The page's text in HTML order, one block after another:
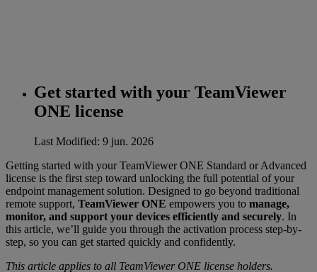
Get started with your TeamViewer
ONE license
Last Modified: 9 jun. 2026
Getting started with your TeamViewer ONE Standard or Advanced
license is the first step toward unlocking the full potential of your
endpoint management solution. Designed to go beyond traditional
remote support, TeamViewer ONE empowers you to manage,
monitor, and support your devices efficiently and securely. In
this article, we’ll guide you through the activation process step-by-
step, so you can get started quickly and confidently.
This article applies to all TeamViewer ONE license holders.